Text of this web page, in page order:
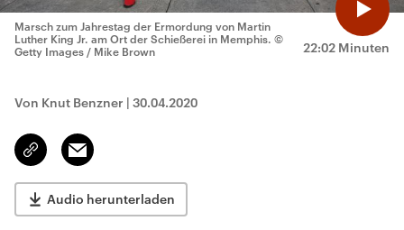
22:02 Minuten
Marsch zum Jahrestag der Ermordung von Martin
Luther King Jr. am Ort der Schießerei in Memphis. ©
Getty Images / Mike Brown
Von Knut Benzner | 30.04.2020
Link
kopieren/teilen
Email
Audio herunterladen